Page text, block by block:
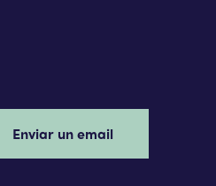
Enviar un email